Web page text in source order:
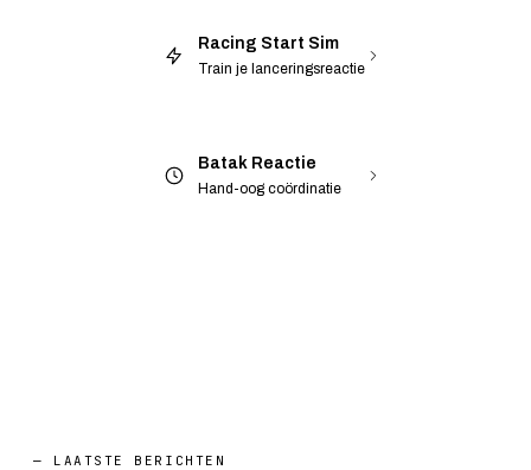
Racing Start Sim
Train je lanceringsreactie
Batak Reactie
Hand-oog coördinatie
— LAATSTE BERICHTEN